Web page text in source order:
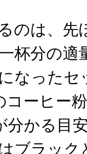
のは、先
杯分の適
なったセ
コーヒー
分かる目
ブラック